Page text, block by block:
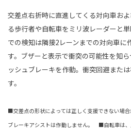
交差点右折時に直進してくる対向車お
る歩行者や自転車をミリ波レーダーと
での検知は隣接2レーンまでの対向車に
す。ブザーと表示で衝突の可能性を知
ッシュブレーキを作動。衝突回避また
す。
■交差点の形状によっては正しく支援できない場
ブレーキアシストは作動しません。 ■自転車は、